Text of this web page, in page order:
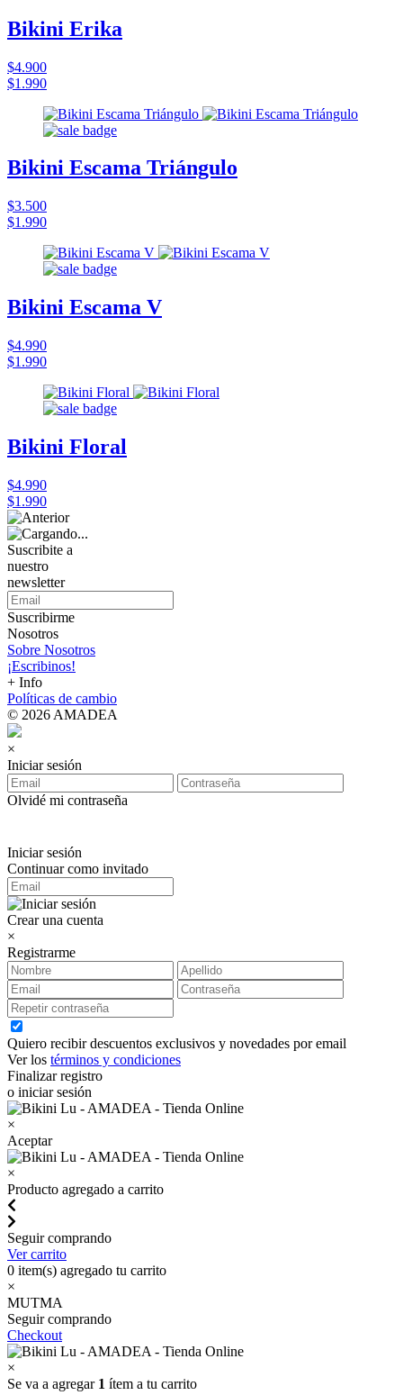
Bikini Erika
$4.900
$1.990
Bikini Escama Triángulo
$3.500
$1.990
Bikini Escama V
$4.990
$1.990
Bikini Floral
$4.990
$1.990
Suscribite a
nuestro
newsletter
Suscribirme
Nosotros
Sobre Nosotros
¡Escribinos!
+ Info
Políticas de cambio
© 2026 AMADEA
×
Iniciar sesión
Olvidé mi contraseña
Iniciar sesión
Continuar como invitado
Crear una cuenta
×
Registrarme
Quiero recibir descuentos exclusivos y novedades por email
Ver los términos y condiciones
Finalizar registro
o iniciar sesión
×
Aceptar
×
Producto agregado a carrito
Seguir comprando
Ver carrito
0 item(s) agregado tu carrito
×
MUTMA
Seguir comprando
Checkout
×
Se va a agregar 1 ítem a tu carrito